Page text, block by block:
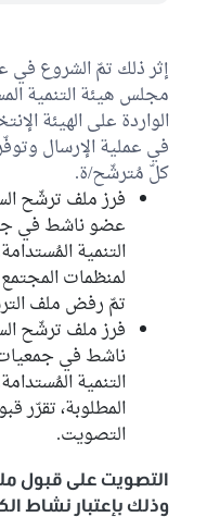
إثر ذلك تمّ الشروع في
مجلس هيئة التنمية
الواردة على الهيئة
في عملية الإرسال
كلّ مُترشّح/ة.
فرز ملف ترشّح
عضو ناشط في
التنمية
تمّ رفض ملف
فرز ملف ترشّح
ناشط في
التنمية
المطلوبة، تقرّر
التصويت.
التصويت على قبول
وذلك بإعتبار نشاط